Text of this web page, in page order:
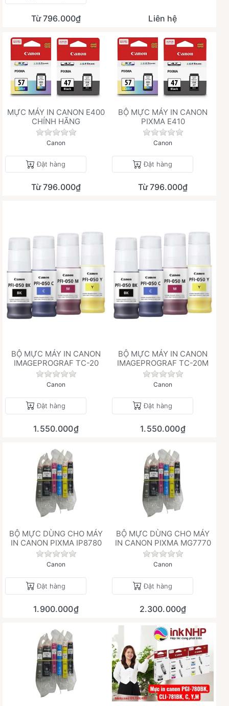
Từ 796.000₫ Liên hệ
MỰC MÁY IN CANON E400
CHÍNH HÃNG
Chưa có đánh giá nào cho sản phẩm này.
Canon
Đặt hàng
Từ 796.000₫
BỘ MỰC MÁY IN CANON
PIXMA E410
Chưa có đánh giá
Canon
Đặt hàng
Từ 796.000₫
BỘ MỰC MÁY IN CANON
IMAGEPROGRAF TC-20
Chưa có đánh giá nào cho sản phẩm này.
Canon
Đặt hàng
1.550.000₫
BỘ MỰC MÁY IN CANON
IMAGEPROGRAF TC-20M
Chưa có đánh giá
Canon
Đặt hàng
1.550.000₫
BỘ MỰC DÙNG CHO MÁY
IN CANON PIXMA IP8780
Chưa có đánh giá nào cho sản phẩm này.
Canon
Đặt hàng
1.900.000₫
BỘ MỰC DÙNG CHO MÁY
IN CANON PIXMA MG7770
Chưa có đánh giá
Canon
Đặt hàng
2.300.000₫